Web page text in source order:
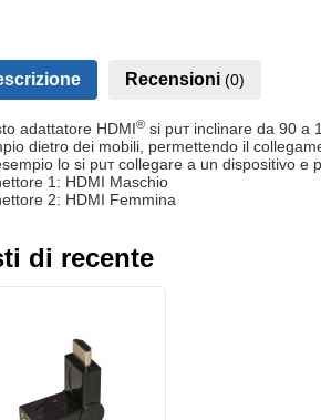
Recensioni (0)
adattatore HDMI® si puт inclinare da 90 a
dietro dei mobili, permettendo il
lo si puт collegare a un dispositivo e
1: HDMI Maschio
2: HDMI Femmina
di recente